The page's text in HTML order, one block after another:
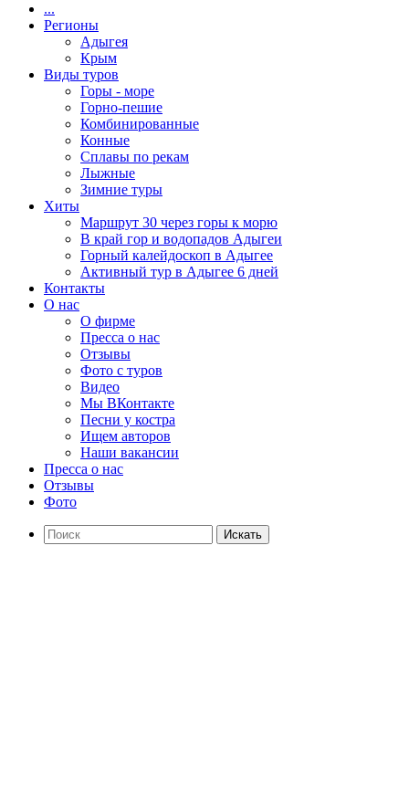
...
Регионы
Адыгея
Крым
Виды туров
Горы - море
Горно-пешие
Комбинированные
Конные
Сплавы по рекам
Лыжные
Зимние туры
Хиты
Маршрут 30 через горы к морю
В край гор и водопадов Адыгеи
Горный калейдоскоп в Адыгее
Активный тур в Адыгее 6 дней
Контакты
О нас
О фирме
Пресса о нас
Отзывы
Фото с туров
Видео
Мы ВКонтакте
Песни у костра
Ищем авторов
Наши вакансии
Пресса о нас
Отзывы
Фото
Искать